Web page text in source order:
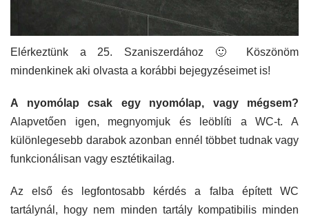
Elérkeztünk a 25. Szaniszerdához 🙂 Köszönöm
mindenkinek aki olvasta a korábbi bejegyzéseimet is!
A nyomólap csak egy nyomólap, vagy mégsem?
Alapvetően igen, megnyomjuk és leöblíti a WC-t. A
különlegesebb darabok azonban ennél többet tudnak vagy
funkcionálisan vagy esztétikailag.
Az első és legfontosabb kérdés a falba épített WC
tartálynál, hogy nem minden tartály kompatibilis minden